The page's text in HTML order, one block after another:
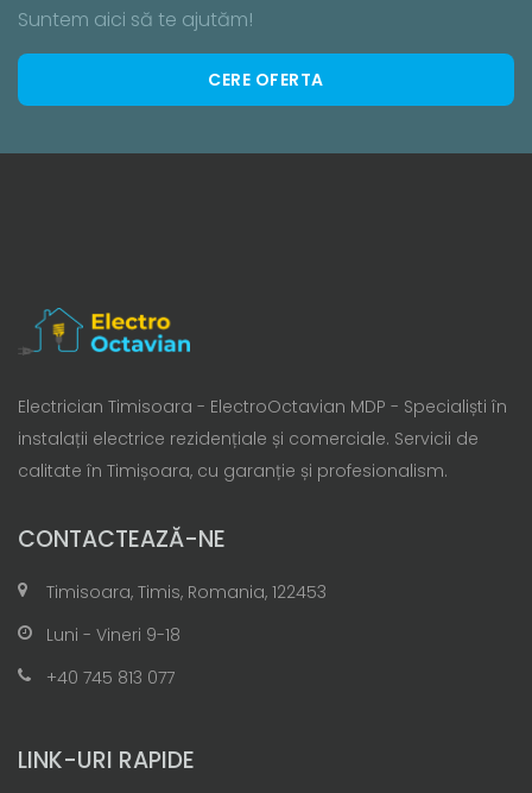
Suntem aici să te ajutăm!
CERE OFERTA
Electrician Timisoara - ElectroOctavian MDP - Specialiști în
instalații electrice rezidențiale și comerciale. Servicii de
calitate în Timișoara, cu garanție și profesionalism.
CONTACTEAZĂ-NE
Timisoara, Timis, Romania, 122453
Luni - Vineri 9-18
+40 745 813 077
LINK-URI RAPIDE